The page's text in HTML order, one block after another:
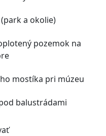
a okolie)
pozemok na
mostíka pri múzeu
balustrádami